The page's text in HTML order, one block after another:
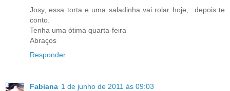
Josy, essa torta e uma saladinha vai rolar hoje,...depois te
conto.
Tenha uma ótima quarta-feira
Abraços
Responder
Fabiana 1 de junho de 2011 às 09:03